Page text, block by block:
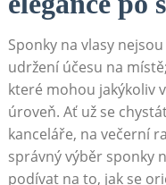
Sponky na vlasy
udržení‌ účesu na
které mohou jakýkoliv
úroveň. Ať už se
kanceláře, na večerní
správný výběr sponky
podívat na to, jak ⁢se